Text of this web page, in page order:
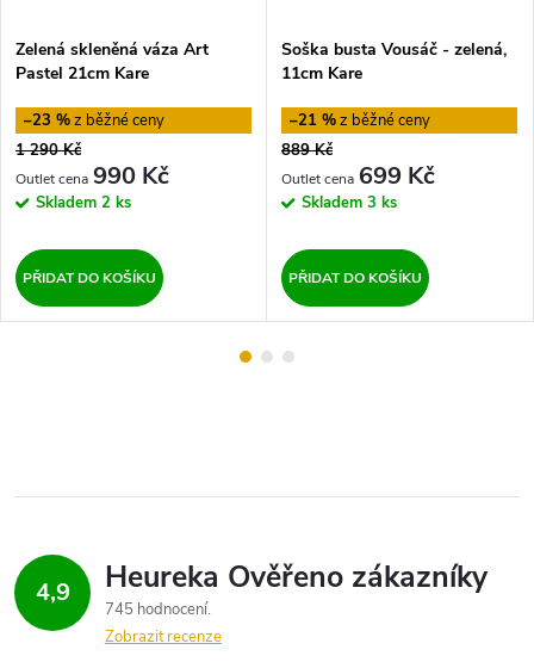
Zelená skleněná váza Art
Pastel 21cm Kare
–23 %
1 290 Kč
990 Kč
Skladem 2 ks
PŘIDAT DO KOŠÍKU
Soška busta Vousáč - zelená,
11cm Kare
–21 %
889 Kč
699 Kč
Skladem 3 ks
PŘIDAT DO KOŠÍKU
4,9
745 hodnocení
Zobrazit recenze